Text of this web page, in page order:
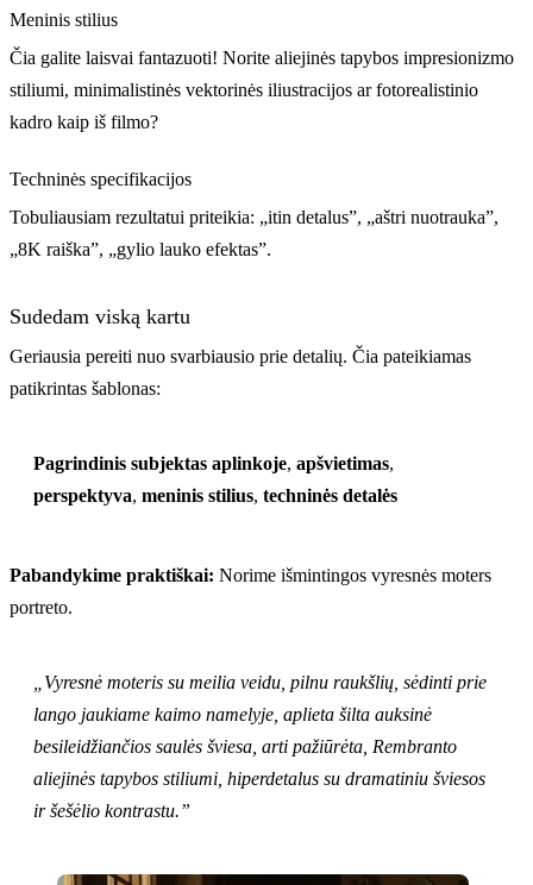
Meninis stilius
Čia galite laisvai fantazuoti! Norite aliejinės tapybos impresionizmo
stiliumi, minimalistinės vektorinės iliustracijos ar fotorealistinio
kadro kaip iš filmo?
Techninės specifikacijos
Tobuliausiam rezultatui priteikia: „itin detalus”, „aštri nuotrauka”,
„8K raiška”, „gylio lauko efektas”.
Sudedam viską kartu
Geriausia pereiti nuo svarbiausio prie detalių. Čia pateikiamas
patikrintas šablonas:
Pagrindinis subjektas aplinkoje, apšvietimas,
perspektyva, meninis stilius, techninės detalės
Pabandykime praktiškai: Norime išmintingos vyresnės moters
portreto.
„Vyresnė moteris su meilia veidu, pilnu raukšlių, sėdinti prie
lango jaukiame kaimo namelyje, aplieta šilta auksinė
besileidžiančios saulės šviesa, arti pažiūrėta, Rembranto
aliejinės tapybos stiliumi, hiperdetalus su dramatiniu šviesos
ir šešėlio kontrastu.”